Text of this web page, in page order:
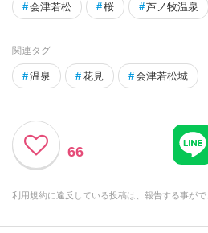
#会津若松 #桜 #芦ノ牧温泉
関連タグ
#温泉 #花見 #会津若松城
66
利用規約に違反している投稿は、報告する事がで